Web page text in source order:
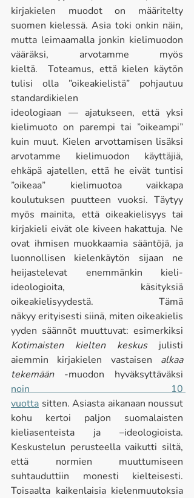
kirjakielen muodot on määritelty
suomen kielessä. Asia toki onkin näin,
mutta leimaamalla jonkin kielimuodon
vääräksi, arvotamme myös
kieltä.  Toteamus, että kielen käytön
tulisi olla ”oikeakielistä” pohjautuu
standardikielen
ideologiaan — ajatukseen, että yksi
kielimuoto on parempi tai ”oikeampi”
kuin muut. Kielen arvottamisen lisäksi
arvotamme kielimuodon käyttäjiä,
ehkäpä ajatellen, että he eivät tuntisi
”oikeaa” kielimuotoa vaikkapa
koulutuksen puutteen vuoksi. Täytyy
myös mainita, että oikeakielisyys tai
kirjakieli eivät ole kiveen hakattuja. Ne
ovat ihmisen muokkaamia sääntöjä, ja
luonnollisen kielenkäytön sijaan ne
heijastelevat enemmänkin kieli-
ideologioita, käsityksiä
oikeakielisyydestä. Tämä
näkyy erityisesti siinä, miten oikeakielis
Kotimaisten kielten keskus julisti
aiemmin kirjakielen vastaisen alkaa
tekemään
noin 10
vuotta sitten. Asiasta aikanaan noussut
kohu kertoi paljon suomalaisten
kieliasenteista ja –ideologioista.
Keskustelun perusteella vaikutti siltä,
että normien muuttumiseen
suhtauduttiin monesti kielteisesti.
Toisaalta kaikenlaisia kielenmuutoksia